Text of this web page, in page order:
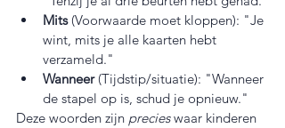
Mits (Voorwaarde moet kloppen): "Je
wint, mits je alle kaarten hebt
verzameld."
Wanneer (Tijdstip/situatie): "Wanneer
de stapel op is, schud je opnieuw."
Deze woorden zijn precies waar kinderen